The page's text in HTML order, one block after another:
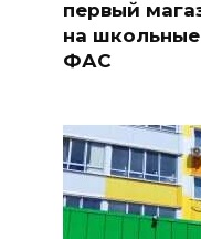
первый
на
ФАС